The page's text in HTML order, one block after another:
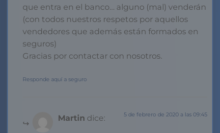
que entra en el banco… alguno (mal) venderán
(con todos nuestros respetos por aquellos
vendedores que además están formados en
seguros)
Gracias por contactar con nosotros.
Responde aquí a seguro
Martin dice: 5 de febrero de 2020 a las 09:45